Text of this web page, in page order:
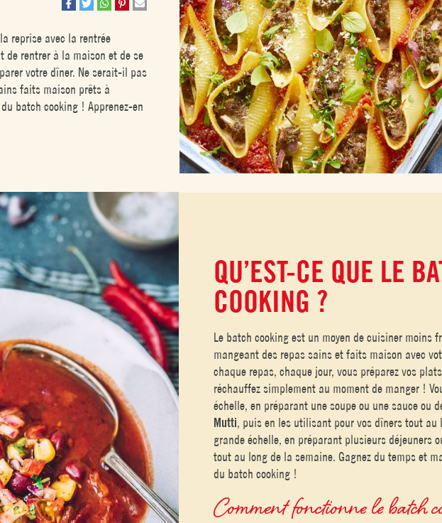
reprise avec la rentrée
rentrer à la maison et de se
votre dîner. Ne serait-il pas
faits maison prêts à
batch cooking ! Apprenez-en
QU’EST-CE QUE LE
COOKING ?
Le batch cooking est un moyen de cuisiner moins
mangeant des repas sains et faits maison avec
chaque repas, chaque jour, vous préparez vos
réchauffez simplement au moment de manger !
échelle, en préparant une soupe ou une sauce ou
Mutti, puis en les utilisant pour vos dîners tout au
grande échelle, en préparant plusieurs déjeuners
tout au long de la semaine. Gagnez du temps et
du batch cooking !
Comment fonctionne le batch